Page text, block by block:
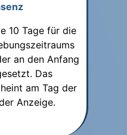
10 Tage für die
an den Anfang
Das
am Tag der
Anzeige.